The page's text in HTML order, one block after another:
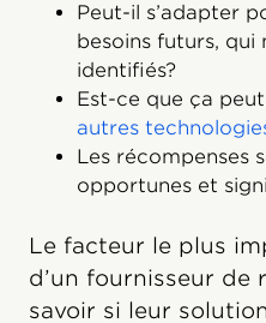
Peut-il s’adapter
besoins futurs, qui
identifiés?
Est-ce que ça
autres
Les récompenses
opportunes et
Le facteur le plus
d’un fournisseur de
savoir si leur